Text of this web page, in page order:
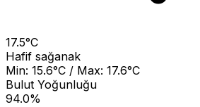
17.5°C
Hafif sağanak
Min: 15.6°C / Max: 17.6°C
Bulut Yoğunluğu
94.0%